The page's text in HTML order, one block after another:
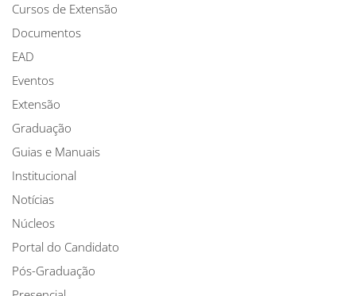
Cursos de Extensão
Documentos
EAD
Eventos
Extensão
Graduação
Guias e Manuais
Institucional
Notícias
Núcleos
Portal do Candidato
Pós-Graduação